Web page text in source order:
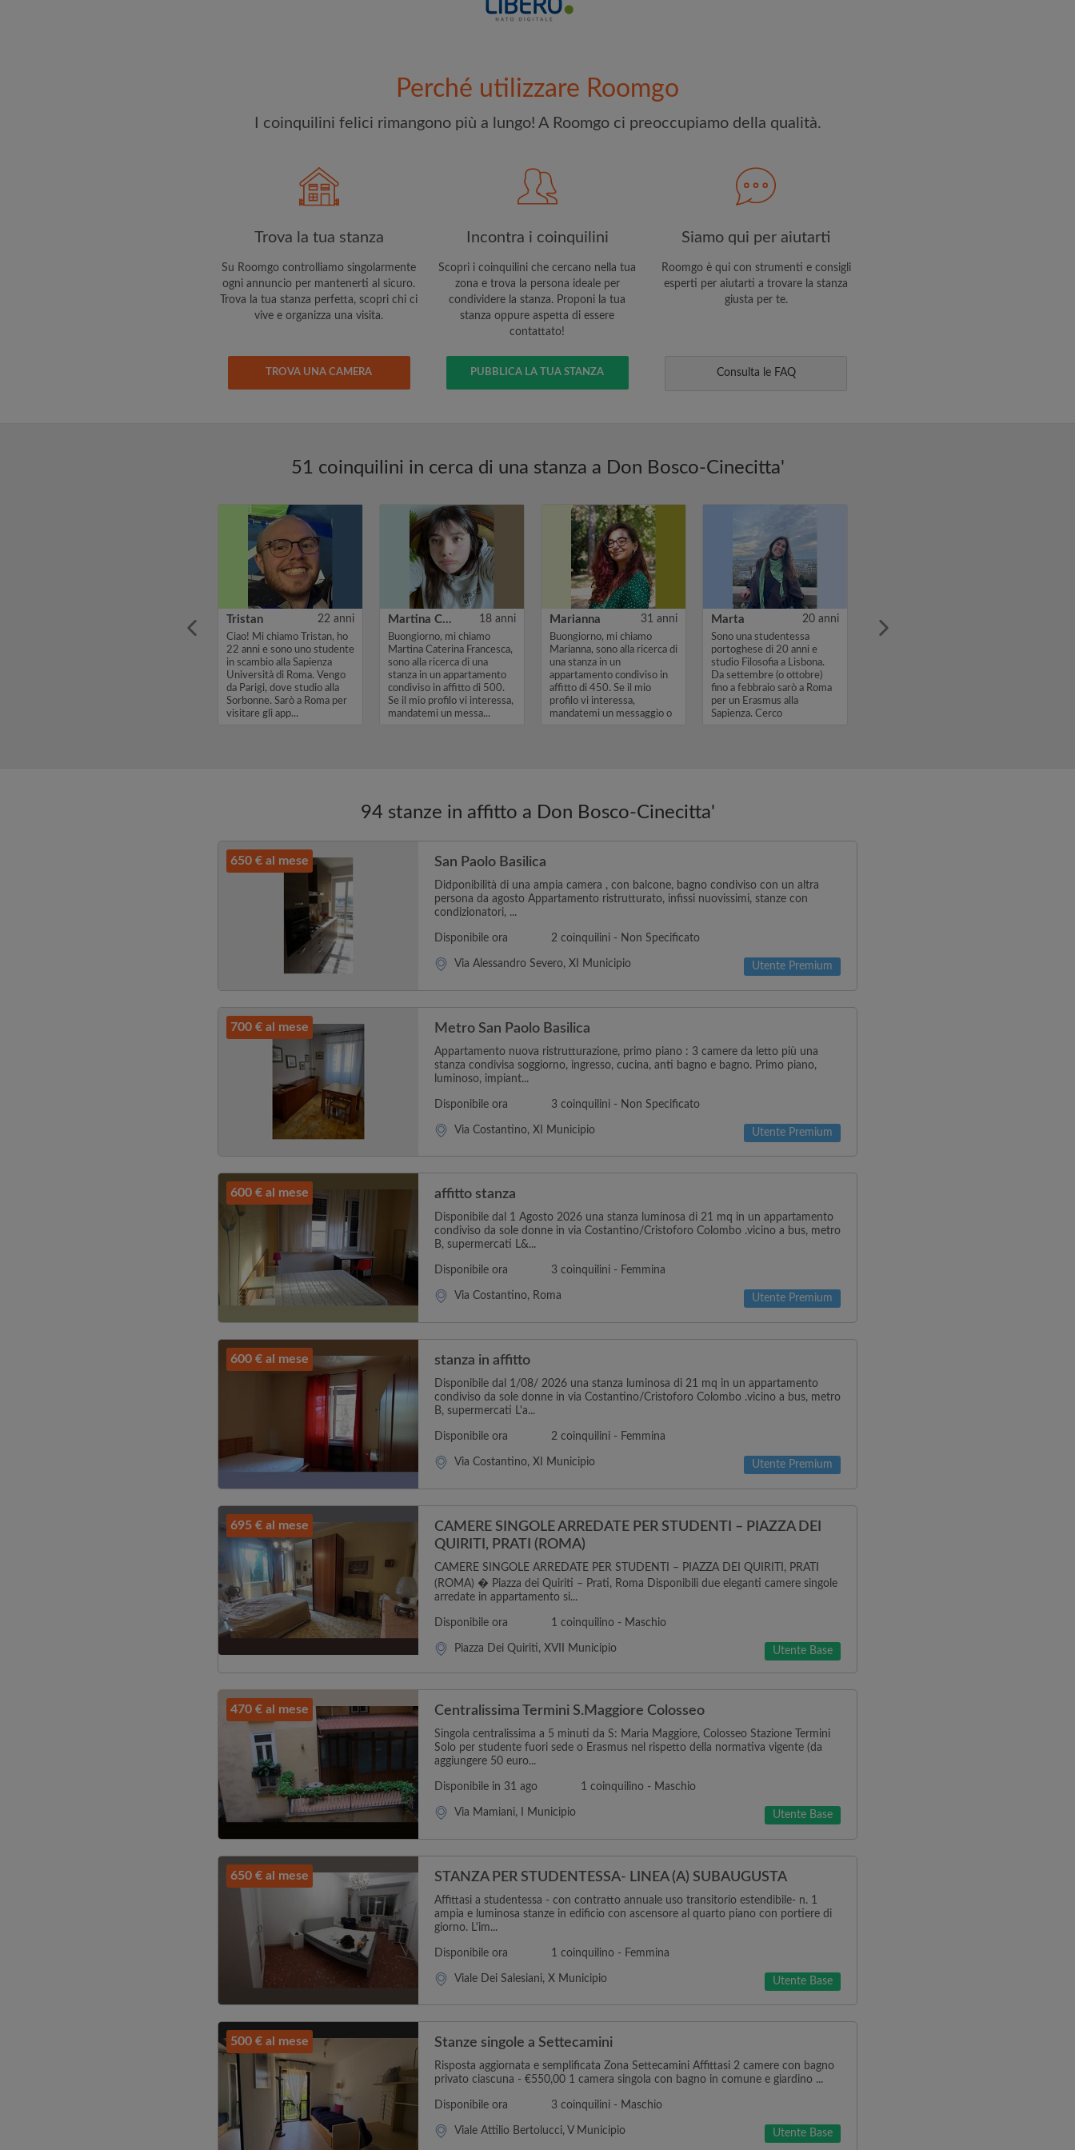
Con l'adesione a Roomgo riceverai offerte esclusive e
Perché utilizzare Roomgo
I coinquilini felici rimangono più a lungo! A Roomgo ci preoccupiamo della qualità.
Trova la tua stanza
Su Roomgo controlliamo singolarmente
ogni annuncio per mantenerti al sicuro.
Trova la tua stanza perfetta, scopri chi ci
vive e organizza una visita.
TROVA UNA CAMERA
Incontra i coinquilini
Scopri i coinquilini che cercano nella tua
zona e trova la persona ideale per
condividere la stanza. Proponi la tua
stanza oppure aspetta di essere
contattato!
PUBBLICA LA TUA STANZA
Siamo qui per aiutarti
Roomgo è qui con strumenti e consigli
esperti per aiutarti a trovare la stanza
giusta per te.
Consulta le FAQ
51 coinquilini in cerca di una stanza a Don Bosco-Cinecitta'
Tristan 22 anni
Ciao! Mi chiamo Tristan, ho
22 anni e sono uno studente
in scambio alla Sapienza
Università di Roma. Vengo
da Parigi, dove studio alla
Sorbonne. Sarò a Roma per
visitare gli app...
Martina Caterina Francesca 18 anni
Buongiorno, mi chiamo
Martina Caterina Francesca,
sono alla ricerca di una
stanza in un appartamento
condiviso in affitto di 500.
Se il mio profilo vi interessa,
mandatemi un messa...
Marianna 31 anni
Buongiorno, mi chiamo
Marianna, sono alla ricerca di
una stanza in un
appartamento condiviso in
affitto di 450. Se il mio
profilo vi interessa,
mandatemi un messaggio o
Marta 20 anni
Sono una studentessa
portoghese di 20 anni e
studio Filosofia a Lisbona.
Da settembre (o ottobre)
fino a febbraio sarò a Roma
per un Erasmus alla
Sapienza. Cerco
94 stanze in affitto a Don Bosco-Cinecitta'
650 € al mese San Paolo Basilica
Didponibilità di una ampia camera , con balcone, bagno condiviso con un altra
persona da agosto Appartamento ristrutturato, infissi nuovissimi, stanze con
condizionatori, ...
Disponibile ora 2 coinquilini - Non Specificato
Via Alessandro Severo, XI Municipio Utente Premium
700 € al mese Metro San Paolo Basilica
Appartamento nuova ristrutturazione, primo piano : 3 camere da letto più una
stanza condivisa soggiorno, ingresso, cucina, anti bagno e bagno. Primo piano,
luminoso, impiant...
Disponibile ora 3 coinquilini - Non Specificato
Via Costantino, XI Municipio Utente Premium
600 € al mese affitto stanza
Disponibile dal 1 Agosto 2026 una stanza luminosa di 21 mq in un appartamento
condiviso da sole donne in via Costantino/Cristoforo Colombo .vicino a bus, metro
B, supermercati L&...
Disponibile ora 3 coinquilini - Femmina
Via Costantino, Roma Utente Premium
600 € al mese stanza in affitto
Disponibile dal 1/08/ 2026 una stanza luminosa di 21 mq in un appartamento
condiviso da sole donne in via Costantino/Cristoforo Colombo .vicino a bus, metro
B, supermercati L'a...
Disponibile ora 2 coinquilini - Femmina
Via Costantino, XI Municipio Utente Premium
695 € al mese
CAMERE SINGOLE ARREDATE PER STUDENTI – PIAZZA DEI
QUIRITI, PRATI (ROMA)
CAMERE SINGOLE ARREDATE PER STUDENTI – PIAZZA DEI QUIRITI, PRATI
(ROMA) � Piazza dei Quiriti – Prati, Roma Disponibili due eleganti camere singole
arredate in appartamento si...
Disponibile ora 1 coinquilino - Maschio
Piazza Dei Quiriti, XVII Municipio Utente Base
470 € al mese Centralissima Termini S.Maggiore Colosseo
Singola centralissima a 5 minuti da S: Maria Maggiore, Colosseo Stazione Termini
Solo per studente fuori sede o Erasmus nel rispetto della normativa vigente (da
aggiungere 50 euro...
Disponibile in 31 ago 1 coinquilino - Maschio
Via Mamiani, I Municipio Utente Base
650 € al mese STANZA PER STUDENTESSA- LINEA (A) SUBAUGUSTA
Affittasi a studentessa - con contratto annuale uso transitorio estendibile- n. 1
ampia e luminosa stanze in edificio con ascensore al quarto piano con portiere di
giorno. L'im...
Disponibile ora 1 coinquilino - Femmina
Viale Dei Salesiani, X Municipio Utente Base
500 € al mese Stanze singole a Settecamini
Risposta aggiornata e semplificata Zona Settecamini Affittasi 2 camere con bagno
privato ciascuna - €550,00 1 camera singola con bagno in comune e giardino ...
Disponibile ora 3 coinquilini - Maschio
Viale Attilio Bertolucci, V Municipio Utente Base